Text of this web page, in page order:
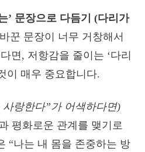
’ 문장으로 다듬기 (다리가
꾼 문장이 너무 거창해서
면, 저항감을 줄이는 ‘다리
이 매우 중요합니다.
랑한다”가 어색하다면)
평화로운 관계를 맺기로
“나는 내 몸을 존중하는 방